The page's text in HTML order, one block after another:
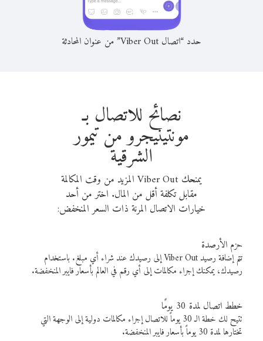
حدد “اتصال Viber Out” من عنوان المحادثة
نصائح للاتصال بـ
مونتينيجرو من تيمور
الشرقية
يمنحك Viber Out المزيد من وقت المكالمة
مقابل تكلفة أقل من المال. اختر من أحد
خيارات الاتصال المرنة ذات السعر المنخفض:
حزم الأرصدة
تتم إضافة رصيد Viber Out إلى رصيدك عند شراء أي مبلغ. باستخدام
رصيدك، يمكنك إجراء مكالمات إلى أي رقم في العالم بأسعار فايبر المنخفضة.
خطط اتصال لمدة 30 يومًا
تتيح لك خطة الـ 30 يوماً للاتصال إجراء مكالمات دولية إلى الوجهة التي
تختارها لمدة 30 يوماً بأسعار فايبر المنخفضة.